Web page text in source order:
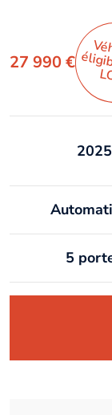
27 990 €
2025
5